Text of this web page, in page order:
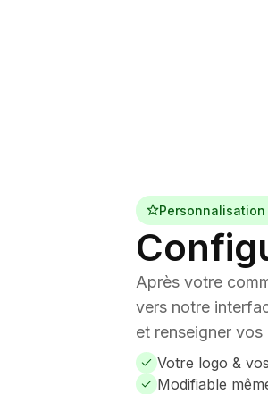
Personnalisation
Après votre
vers notre
et renseigner
Votre logo &
Modifiable